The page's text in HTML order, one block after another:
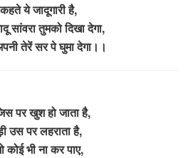
ये जादूगारी है,
सांवरा तुमको दिखा देगा,
तेरें सर पे घुमा देगा।।
पर खुश हो जाता है,
उस पर लहराता है,
कोई भी ना कर पाए,